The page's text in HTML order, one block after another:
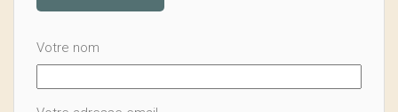
Votre nom